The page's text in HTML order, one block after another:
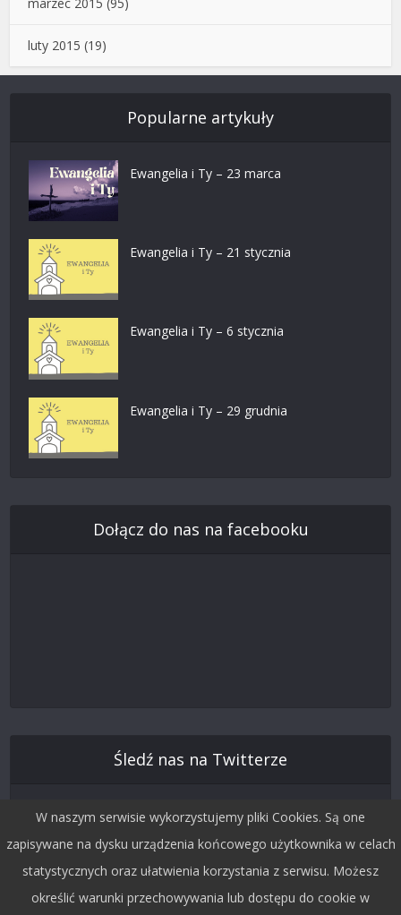
luty 2015 (19)
Popularne artykuły
Ewangelia i Ty – 23 marca
Ewangelia i Ty – 21 stycznia
Ewangelia i Ty – 6 stycznia
Ewangelia i Ty – 29 grudnia
Dołącz do nas na facebooku
Śledź nas na Twitterze
W naszym serwisie wykorzystujemy pliki Cookies. Są one
zapisywane na dysku urządzenia końcowego użytkownika w celach
statystycznych oraz ułatwienia korzystania z serwisu. Możesz
określić warunki przechowywania lub dostępu do cookie w